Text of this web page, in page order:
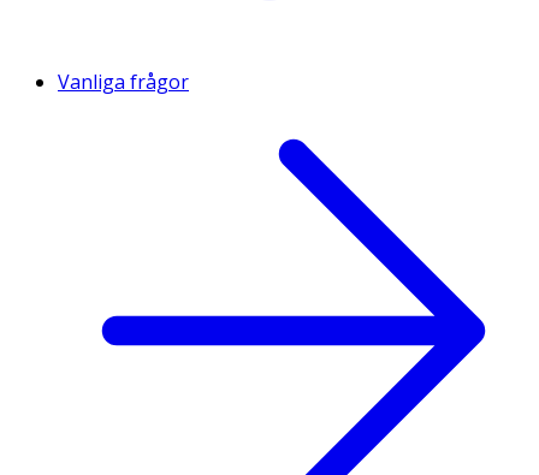
Vanliga frågor